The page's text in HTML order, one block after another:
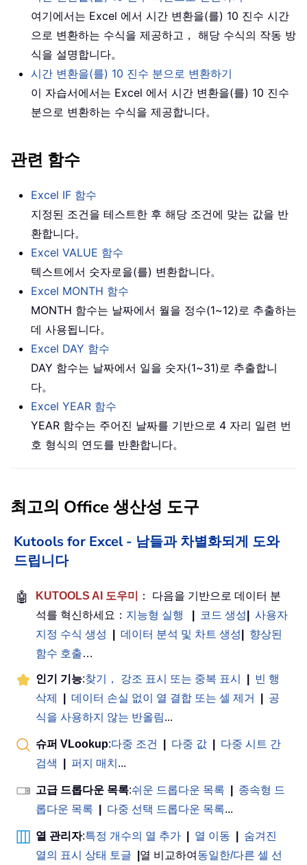
여기에서는 Excel 에서 시간 변환을(를) 10 진수 시간
으로 변환하는 수식을 제공하고， 해당 수식의 작동 방
식을 설명합니다。
시간 변환을(를) 10 진수 분으로 변환하기
이 자습서에서는 Excel 에서 시간 변환을(를) 10 진수
분으로 변환하는 수식을 제공합니다。
관련 함수
Excel IF 함수
지정된 조건을 테스트한 후 해당 조건에 맞는 값을 반
환합니다。
Excel VALUE 함수
텍스트에서 숫자로을(를) 변환합니다。
Excel MONTH 함수
MONTH 함수는 날짜에서 월을 정수(1~12)로 추출하는
데 사용됩니다。
Excel DAY 함수
DAY 함수는 날짜에서 일을 숫자(1~31)로 추출합니
다。
Excel YEAR 함수
YEAR 함수는 주어진 날짜를 기반으로 4 자리 일련 번
호 형식의 연도를 반환합니다。
최고의 Office 생산성 도구
Kutools for Excel - 남들과 차별화되게 도와
드립니다
🤖 KUTOOLS AI 도우미
： 다음을 기반으로 데이터 분
석를 혁신하세요： 지능형 실행 코드 생성
사용자
지정 수식 생성
데이터 분석 및 차트 생성
향상된
함수 호출…
인기 기능:찾기， 강조 표시 또는 중복 표시
빈 행
삭제
데이터 손실 없이 열 결합 또는 셀 제거
공
식을 사용하지 않는 반올림...
슈퍼 VLookup:다중 조건 다중 값
다중 시트 간
검색
퍼지 매치 ...
고급 드롭다운 목록:쉬운 드롭다운 목록
종속형 드
롭다운 목록
다중 선택 드롭다운 목록...
열 관리자:특정 개수의 열 추가 열 이동
숨겨진
열의 표시 상태 토글
열 비교하여 동일한/다른 셀 선